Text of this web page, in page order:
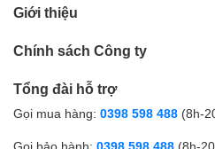
Giới thiệu
Chính sách Công ty
Tổng đài hỗ trợ
Gọi mua hàng: 0398 598 488 (8h-
Gọi bảo hành: 0398 598 488 (8h-